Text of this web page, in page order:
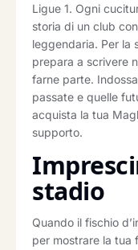
Ligue 1. Ogni
storia di un club
leggendaria. Per la
prepara a scrivere
farne parte.
passate e quelle
acquista la tua
supporto.
stadio
Quando il fischio
per mostrare la tua